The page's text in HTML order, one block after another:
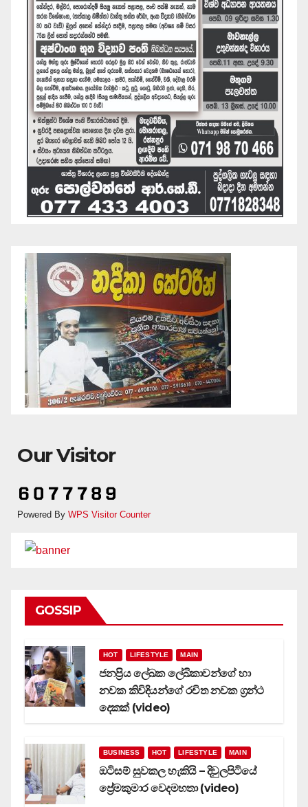
Our Visitor
Powered By WPS Visitor Counter
GOSSIP
HOT LIFESTYLE MAIN
ජනප්‍රිය ලේඛක ලේඛිකාවන්ගේ හා
නවක කිවිදියන්ගේ රචිත නවක ග්‍රන්ථ
දෙකක් (video)
BUSINESS HOT LIFESTYLE MAIN
ඔටිසම් සුවකල හැකියි – දිවුලපිටියේ
ප්‍රේමකුමාර වෙදමහතා (video)